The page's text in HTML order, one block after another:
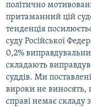
політично
притаманний цій
тенденція
суду Російської
0,2%
складають
суддів. Ми
вироки не виносять,
справі немає